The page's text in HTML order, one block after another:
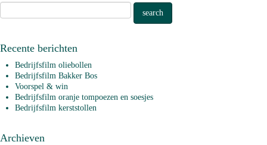
Recente berichten
Bedrijfsfilm oliebollen
Bedrijfsfilm Bakker Bos
Voorspel & win
Bedrijfsfilm oranje tompoezen en soesjes
Bedrijfsfilm kerststollen
Archieven